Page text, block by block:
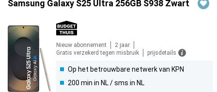
Samsung Galaxy S25 Ultra 256GB S938 Zwart
Nieuw abonnement
2 jaar
Gratis verzekerd tegen misbruik
prijsdetails
Op het betrouwbare netwerk van KPN
200 min in NL / sms in NL